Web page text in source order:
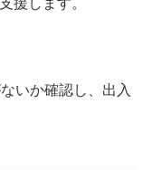
援します。
いか確認し、出入